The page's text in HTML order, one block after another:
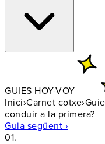
GUIES HOY-VOY
Inici›Carnet cotxe›
conduir a la primera?
Guia següent ›
01.